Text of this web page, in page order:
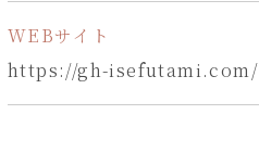
WEBサイト
https://gh-isefutami.com/